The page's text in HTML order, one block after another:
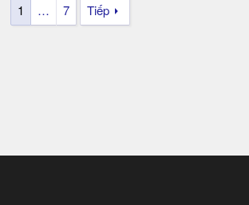
1 … 7 Tiếp